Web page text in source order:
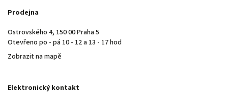
Prodejna
Ostrovského 4, 150 00 Praha 5
Otevřeno po - pá 10 - 12 a 13 - 17 hod
Zobrazit na mapě
Elektronický kontakt